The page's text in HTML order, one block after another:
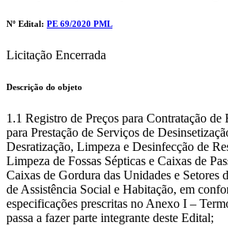
Nº Edital: PE 69/2020 PML
Licitação Encerrada
Descrição do objeto
1.1 Registro de Preços para Contratação de
para Prestação de Serviços de
Desratização, Limpeza e Desinfecção de
Limpeza de Fossas Sépticas e Caixas de
Caixas de Gordura das Unidades e Setores
de Assistência Social e Habitação, em
especificações prescritas no Anexo I –
passa a fazer parte integrante deste Edital;